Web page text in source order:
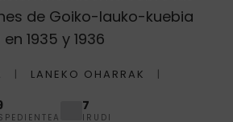
de Goiko-lauko-kuebia
1935 y 1936
LANEKO OHARRAK
7
IRUDI